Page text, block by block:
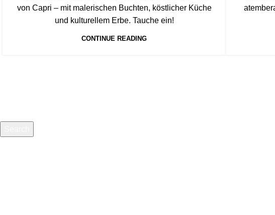
von Capri – mit malerischen Buchten, köstlicher Küche
und kulturellem Erbe. Tauche ein!
CONTINUE READING